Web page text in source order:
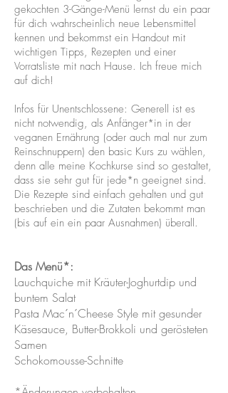
gekochten 3-Gänge-Menü lernst du ein paar
für dich wahrscheinlich neue Lebensmittel
kennen und bekommst ein Handout mit
wichtigen Tipps, Rezepten und einer
Vorratsliste mit nach Hause. Ich freue mich
auf dich!
Infos für Unentschlossene: Generell ist es
nicht notwendig, als Anfänger*in in der
veganen Ernährung (oder auch mal nur zum
Reinschnuppern) den basic Kurs zu wählen,
denn alle meine Kochkurse sind so gestaltet,
dass sie sehr gut für jede*n geeignet sind.
Die Rezepte sind einfach gehalten und gut
beschrieben und die Zutaten bekommt man
(bis auf ein ein paar Ausnahmen) überall.
Das Menü*:
Lauchquiche mit Kräuter-Joghurtdip und
buntem Salat
Pasta Mac´n´Cheese Style mit gesunder
Käsesauce, Butter-Brokkoli und gerösteten
Samen
Schokomousse-Schnitte